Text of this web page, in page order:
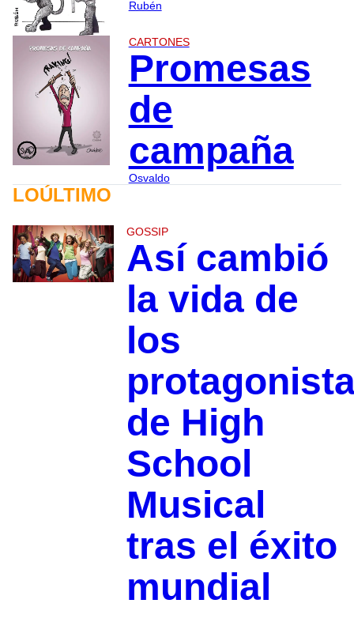
Rubén
CARTONES
Promesas
de
campaña
Osvaldo
LOÚLTIMO
GOSSIP
Así cambió
la vida de
los
de High
School
Musical
tras el éxito
mundial